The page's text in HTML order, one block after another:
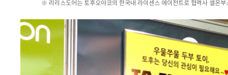
※ 리리스도어는 토후오야코의 한국내 라이센스 에이전트로 협력사 셀온부